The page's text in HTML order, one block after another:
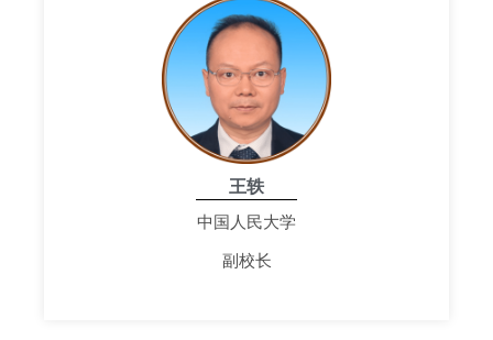
王轶
中国人民大学
副校长